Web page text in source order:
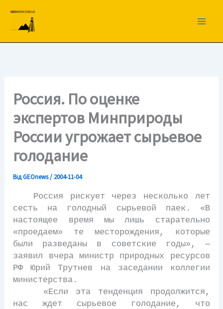
вмісту
Россия. По оценке
экспертов Минприроды
России угрожает сырьевое
голодание
ВідGEOnews/ 2004-11-04
Россия рискует через несколько лет
сесть на голодный сырьевой паек. «В
настоящее время мы лишь старательно
«проедаем» те месторождения, которые
были разведаны в советские годы», —
заявил вчера министр природных ресурсов
РФ Юрий Трутнев на заседании коллегии
министерства.
«Если эта тенденция продолжится,
нас ждет сырьевое голодание, что